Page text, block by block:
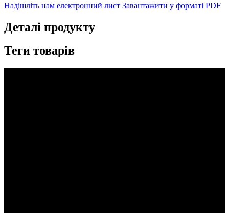
Надішліть нам електронний лист Завантажити у форматі PDF
Деталі продукту
Теги товарів